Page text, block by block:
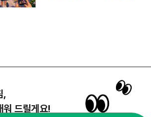
,
워 드릴게요!